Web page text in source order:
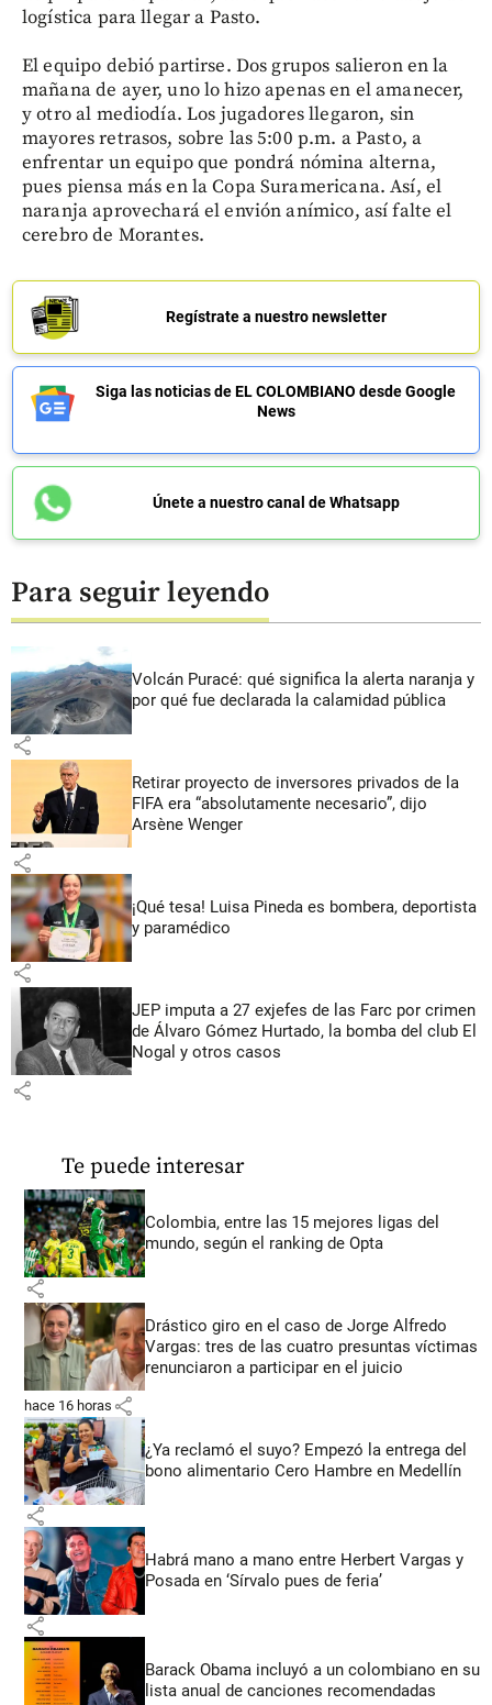
logística para llegar a Pasto.
El equipo debió partirse. Dos grupos salieron en la
mañana de ayer, uno lo hizo apenas en el amanecer,
y otro al mediodía. Los jugadores llegaron, sin
mayores retrasos, sobre las 5:00 p.m. a Pasto, a
enfrentar un equipo que pondrá nómina alterna,
pues piensa más en la Copa Suramericana. Así, el
naranja aprovechará el envión anímico, así falte el
cerebro de Morantes.
Regístrate a nuestro newsletter
Siga las noticias de EL COLOMBIANO desde Google
News
Únete a nuestro canal de Whatsapp
Para seguir leyendo
Volcán Puracé: qué significa la alerta naranja y
por qué fue declarada la calamidad pública
share
Retirar proyecto de inversores privados de la
FIFA era “absolutamente necesario”, dijo
Arsène Wenger
share
¡Qué tesa! Luisa Pineda es bombera, deportista
y paramédico
share
JEP imputa a 27 exjefes de las Farc por crimen
de Álvaro Gómez Hurtado, la bomba del club El
Nogal y otros casos
share
Te puede interesar
Colombia, entre las 15 mejores ligas del
mundo, según el ranking de Opta
share
Drástico giro en el caso de Jorge Alfredo
Vargas: tres de las cuatro presuntas víctimas
renunciaron a participar en el juicio
hace 16 horas share
¿Ya reclamó el suyo? Empezó la entrega del
bono alimentario Cero Hambre en Medellín
share
Habrá mano a mano entre Herbert Vargas y
Posada en ‘Sírvalo pues de feria’
share
Barack Obama incluyó a un colombiano en su
lista anual de canciones recomendadas